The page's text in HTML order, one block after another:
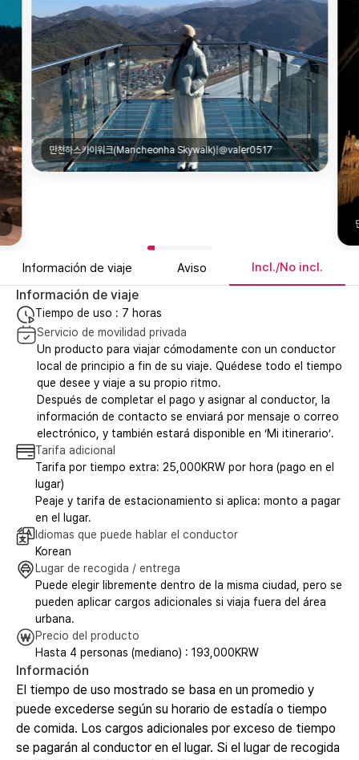
Información de viaje Aviso Incl./No incl.
Información de viaje
Tiempo de uso : 7 horas
Servicio de movilidad privada
Un producto para viajar cómodamente con un conductor
local de principio a fin de su viaje. Quédese todo el tiempo
que desee y viaje a su propio ritmo.
Después de completar el pago y asignar al conductor, la
información de contacto se enviará por mensaje o correo
electrónico, y también estará disponible en ‘Mi itinerario’.
Tarifa adicional
Tarifa por tiempo extra: 25,000KRW por hora (pago en el
lugar)
Peaje y tarifa de estacionamiento si aplica: monto a pagar
en el lugar.
Idiomas que puede hablar el conductor
Korean
Lugar de recogida / entrega
Puede elegir libremente dentro de la misma ciudad, pero se
pueden aplicar cargos adicionales si viaja fuera del área
urbana.
Precio del producto
Hasta 4 personas (mediano) : 193,000KRW
Información
El tiempo de uso mostrado se basa en un promedio y
puede excederse según su horario de estadía o tiempo
de comida. Los cargos adicionales por exceso de tiempo
se pagarán al conductor en el lugar. Si el lugar de recogida